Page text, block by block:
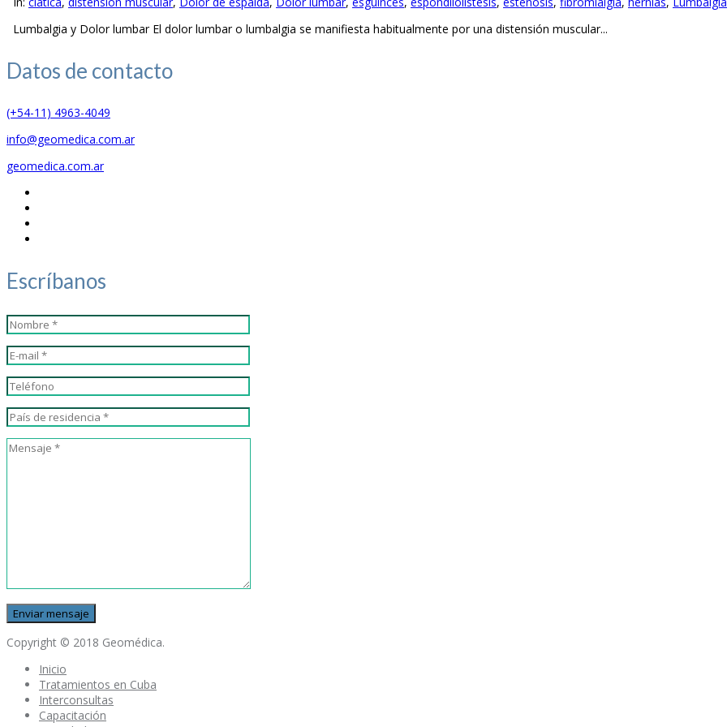
Lumbalgia y Dolor lumbar El dolor lumbar o lumbalgia se manifiesta habitualmente por una distensión muscular...
Datos de contacto
(+54-11) 4963-4049
info@geomedica.com.ar
geomedica.com.ar
Escríbanos
Copyright © 2018 Geomédica.
Inicio
Tratamientos en Cuba
Interconsultas
Capacitación